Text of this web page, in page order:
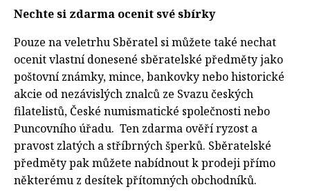
Nechte si zdarma ocenit své sbírky
Pouze na veletrhu Sběratel si můžete také nechat
ocenit vlastní donesené sběratelské předměty jako
poštovní známky, mince, bankovky nebo historické
akcie od nezávislých znalců ze Svazu českých
filatelistů, České numismatické společnosti nebo
Puncovního úřadu. Ten zdarma ověří ryzost a
pravost zlatých a stříbrných šperků. Sběratelské
předměty pak můžete nabídnout k prodeji přímo
některému z desítek přítomných obchodníků.